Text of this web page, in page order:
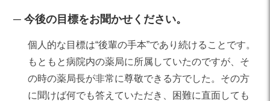
今後の目標をお聞かせください。
個人的な目標は“後輩の手本”であり続けることです。
もともと病院内の薬局に所属していたのですが、そ
の時の薬局長が非常に尊敬できる方でした。その方
に聞けば何でも答えていただき、困難に直面しても